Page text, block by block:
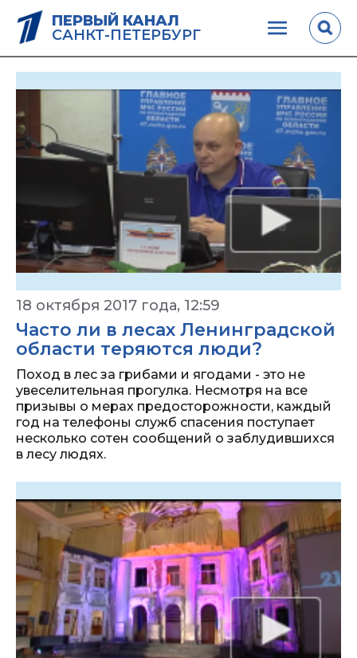
ПЕРВЫЙ КАНАЛ
САНКТ-ПЕТЕРБУРГ
18 октября 2017 года, 12:59
Часто ли в лесах Ленинградской
области теряются люди?
Поход в лес за грибами и ягодами - это не
увеселительная прогулка. Несмотря на все
призывы о мерах предосторожности, каждый
год на телефоны служб спасения поступает
несколько сотен сообщений о заблудившихся
в лесу людях.